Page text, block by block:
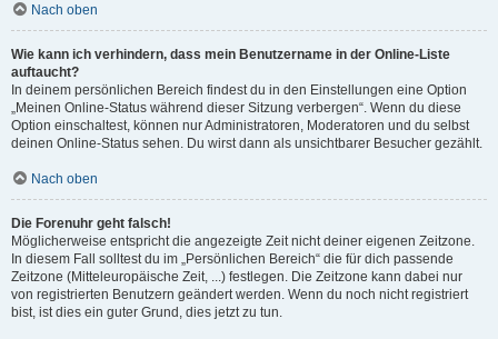
Nach oben
Wie kann ich verhindern, dass mein Benutzername in der Online-Liste
auftaucht?
In deinem persönlichen Bereich findest du in den Einstellungen eine Option
„Meinen Online-Status während dieser Sitzung verbergen“. Wenn du diese
Option einschaltest, können nur Administratoren, Moderatoren und du selbst
deinen Online-Status sehen. Du wirst dann als unsichtbarer Besucher gezählt.
Nach oben
Die Forenuhr geht falsch!
Möglicherweise entspricht die angezeigte Zeit nicht deiner eigenen Zeitzone.
In diesem Fall solltest du im „Persönlichen Bereich“ die für dich passende
Zeitzone (Mitteleuropäische Zeit, ...) festlegen. Die Zeitzone kann dabei nur
von registrierten Benutzern geändert werden. Wenn du noch nicht registriert
bist, ist dies ein guter Grund, dies jetzt zu tun.